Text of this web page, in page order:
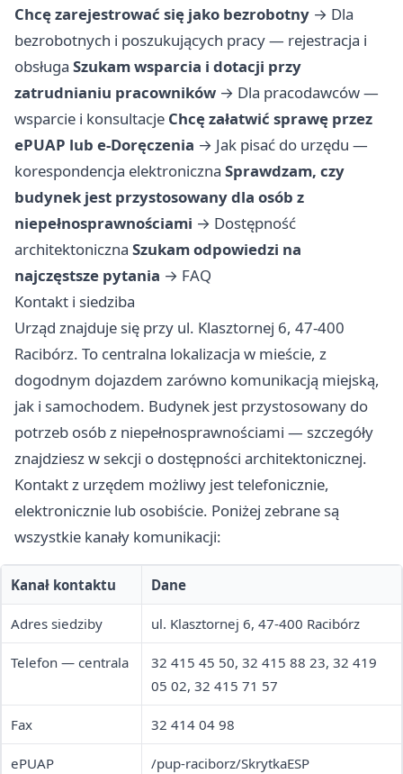
Chcę zarejestrować się jako bezrobotny → Dla
bezrobotnych i poszukujących pracy — rejestracja i
obsługa Szukam wsparcia i dotacji przy
zatrudnianiu pracowników → Dla pracodawców —
wsparcie i konsultacje Chcę załatwić sprawę przez
ePUAP lub e-Doręczenia → Jak pisać do urzędu —
korespondencja elektroniczna Sprawdzam, czy
budynek jest przystosowany dla osób z
niepełnosprawnościami → Dostępność
architektoniczna Szukam odpowiedzi na
najczęstsze pytania → FAQ
Kontakt i siedziba
Urząd znajduje się przy ul. Klasztornej 6, 47-400
Racibórz. To centralna lokalizacja w mieście, z
dogodnym dojazdem zarówno komunikacją miejską,
jak i samochodem. Budynek jest przystosowany do
potrzeb osób z niepełnosprawnościami — szczegóły
znajdziesz w sekcji o dostępności architektonicznej.
Kontakt z urzędem możliwy jest telefonicznie,
elektronicznie lub osobiście. Poniżej zebrane są
wszystkie kanały komunikacji:
Kanał kontaktu Dane
Adres siedziby ul. Klasztornej 6, 47-400 Racibórz
Telefon — centrala
32 415 45 50, 32 415 88 23, 32 419
05 02, 32 415 71 57
Fax 32 414 04 98
ePUAP /pup-raciborz/SkrytkaESP